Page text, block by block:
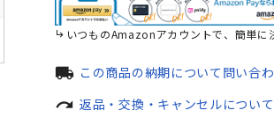
いつものAmazonアカウントで、簡単に
local_shipping この商品の納期について問い合
redo 返品・交換・キャンセルについて